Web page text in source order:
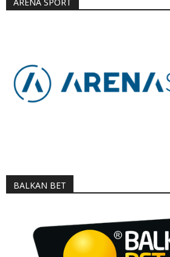
BALKAN BET